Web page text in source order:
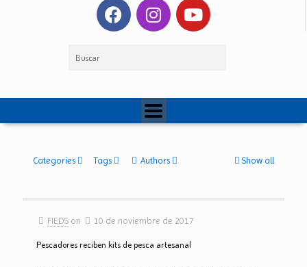
Categories Tags Authors Show all
FIEDS on 10 de noviembre de 2017
Pescadores reciben kits de pesca artesanal